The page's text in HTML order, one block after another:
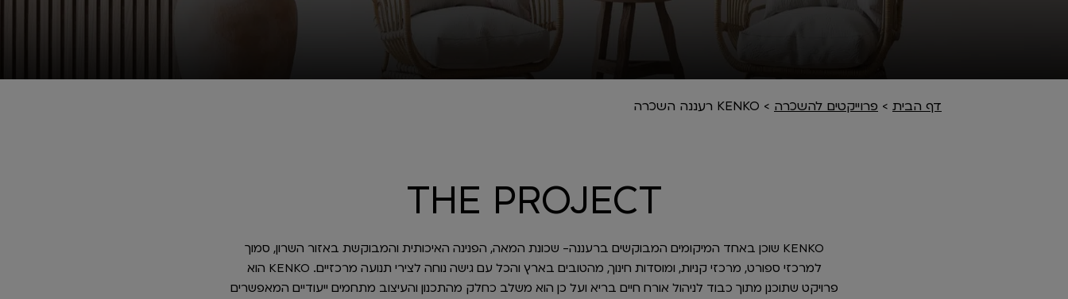
דף הבית > פרוייקטים להשכרה > KENKO רעננה השכרה
THE PROJECT
KENKO שוכן באחד המיקומים המבוקשים ברעננה- שכונת המאה, הפנינה האיכותית והמבוקשת באזור השרון, סמוך
למרכזי ספורט, מרכזי קניות, ומוסדות חינוך, מהטובים בארץ והכל עם גישה נוחה לצירי תנועה מרכזיים. KENKO הוא
פרויקט שתוכנן מתוך כבוד לניהול אורח חיים בריא ועל כן הוא משלב כחלק מהתכנון והעיצוב מתחמים ייעודיים המאפשרים